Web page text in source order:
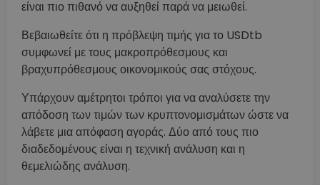
είναι πιο πιθανό να αυξηθεί παρά να μειωθεί.
Βεβαιωθείτε ότι η πρόβλεψη τιμής για το USDtb
συμφωνεί με τους μακροπρόθεσμους και
βραχυπρόθεσμους οικονομικούς σας στόχους.
Υπάρχουν αμέτρητοι τρόποι για να αναλύσετε την
απόδοση των τιμών των κρυπτονομισμάτων ώστε να
λάβετε μια απόφαση αγοράς. Δύο από τους πιο
διαδεδομένους είναι η τεχνική ανάλυση και η
θεμελιώδης ανάλυση.